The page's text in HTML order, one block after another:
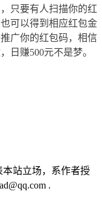
只要有人扫描你的红
可以得到相应红包金
广你的红包码，相信
日赚500元不是梦。
站立场，系作者授
.